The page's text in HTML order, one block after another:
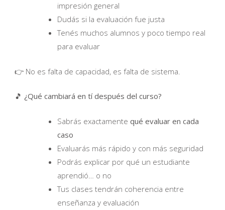
impresión general
Dudás si la evaluación fue justa
Tenés muchos alumnos y poco tiempo real
para evaluar
👉 No es falta de capacidad, es falta de sistema.
🎵 ¿Qué cambiará en tí después del curso?
Sabrás exactamente qué evaluar en cada
caso
Evaluarás más rápido y con más seguridad
Podrás explicar por qué un estudiante
aprendió… o no
Tus clases tendrán coherencia entre
enseñanza y evaluación